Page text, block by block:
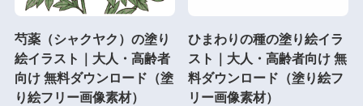
芍薬（シャクヤク）の塗り
絵イラスト｜大人・高齢者
向け 無料ダウンロード（塗
り絵フリー画像素材）
ひまわりの種の塗り絵イラ
スト｜大人・高齢者向け 無
料ダウンロード（塗り絵フ
リー画像素材）